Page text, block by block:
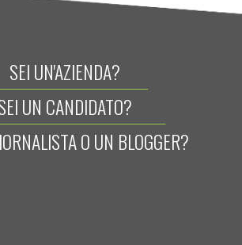
SEI UN'AZIENDA?
UN CANDIDATO?
O UN BLOGGER?